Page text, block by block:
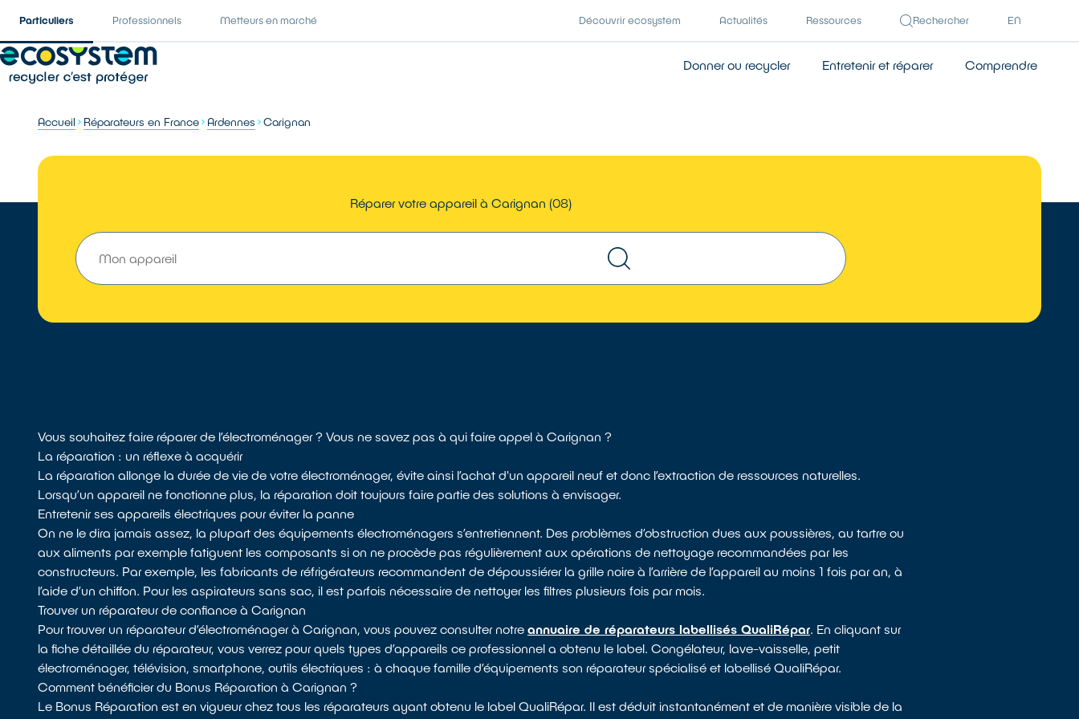
Particuliers Professionnels Metteurs en marché Découvrir ecosystem Actualités Ressources Rechercher EN
Donner ou recycler Entretenir et réparer Comprendre
Accueil Réparateurs en France Ardennes Carignan
Réparer votre appareil à Carignan (08)
Vous souhaitez faire réparer de l’électroménager ? Vous ne savez pas à qui faire appel à Carignan ?
La réparation : un réflexe à acquérir
La réparation allonge la durée de vie de votre électroménager, évite ainsi l’achat d'un appareil neuf et donc l’extraction de ressources naturelles.
Lorsqu’un appareil ne fonctionne plus, la réparation doit toujours faire partie des solutions à envisager.
Entretenir ses appareils électriques pour éviter la panne
On ne le dira jamais assez, la plupart des équipements électroménagers s’entretiennent. Des problèmes d’obstruction dues aux poussières, au tartre ou
aux aliments par exemple fatiguent les composants si on ne procède pas régulièrement aux opérations de nettoyage recommandées par les
constructeurs. Par exemple, les fabricants de réfrigérateurs recommandent de dépoussiérer la grille noire à l’arrière de l’appareil au moins 1 fois par an, à
l’aide d’un chiffon. Pour les aspirateurs sans sac, il est parfois nécessaire de nettoyer les filtres plusieurs fois par mois.
Trouver un réparateur de confiance à Carignan
Pour trouver un réparateur d’électroménager à Carignan, vous pouvez consulter notreannuaire de réparateurs labellisés QualiRépar. En cliquant sur
la fiche détaillée du réparateur, vous verrez pour quels types d’appareils ce professionnel a obtenu le label. Congélateur, lave-vaisselle, petit
électroménager, télévision, smartphone, outils électriques : à chaque famille d’équipements son réparateur spécialisé et labellisé QualiRépar.
Comment bénéficier du Bonus Réparation à Carignan ?
Le Bonus Réparation est en vigueur chez tous les réparateurs ayant obtenu le label QualiRépar. Il est déduit instantanément et de manière visible de la